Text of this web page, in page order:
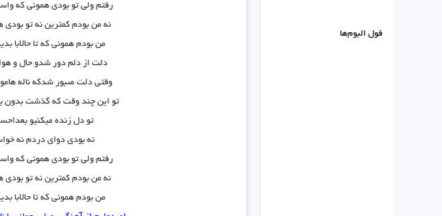
رفتم ولى تو بودى همونى که
نه من بودم کمترین نه تو
من بودم همونى که تا حالابا
دلت از دلم دور شدو حال و
وقتى دلت صبور شدکه ناله
تو این چند وقت که گذشت بدون
تو دل زنده میکنیو
نه بودى دواى دردم نه
رفتم ولى تو بودى همونى که
نه من بودم کمترین نه تو
من بودم همونى که تا حالابا
فول البوم‌ها